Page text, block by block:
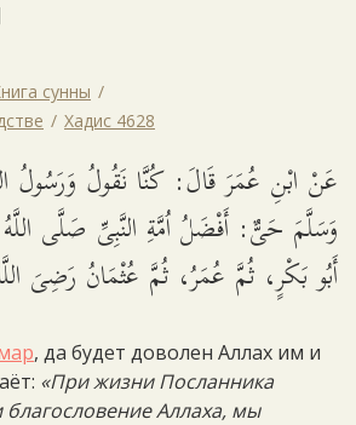
сунны
Хадис 4628
عَنْ ابْنِ عُمَرَ قَالَ: كُنَّا نَقُولُ وَرَسُولُ
وَسَلَّمَ حَىٌّ: أَفْضَلُ اُمَّةِ النَّبِىِّ صَلَّى
أَبُو بَكْرٍ، ثُمَّ عُمَرُ، ثُمَّ عُثْمَانُ رَضِىَ
, да будет доволен Аллах им и
«При жизни Посланника
Аллаха, мы